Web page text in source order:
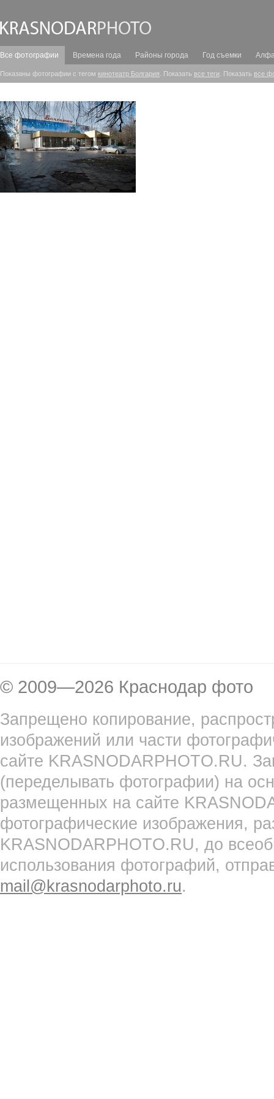
Все фотографии Времена года Районы города Год съемки
Показаны фотографии с тегом кинотеатр Болгария . Показать все теги . Показать все
© 2009—2026 Краснодар фото
Запрещено копирование,
изображений или части
сайте KRASNODARPHOTO.RU.
(переделывать фотографии) на
размещенных на сайте
фотографические изображения,
KRASNODARPHOTO.RU, до
использования фотографий,
mail@krasnodarphoto.ru.